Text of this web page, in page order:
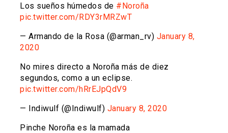
Los sueños húmedos de #Noroña
pic.twitter.com/RDY3rMRZwT
— Armando de la Rosa (@arman_rv) January 8,
2020
No mires directo a Noroña más de diez
segundos, como a un eclipse.
pic.twitter.com/hRrEJpQdV9
— Indiwulf (@Indiwulf) January 8, 2020
Pinche Noroña es la mamada